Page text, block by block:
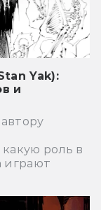
Yak):
и
роль в
играют